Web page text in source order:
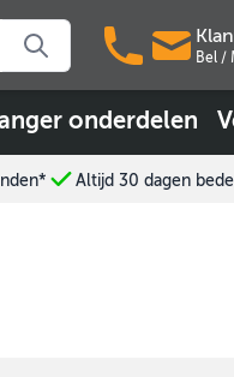
Bel /
onderdelen
Altijd 30 dagen